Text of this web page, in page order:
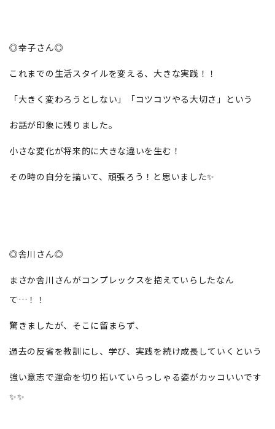
◎幸子さん◎
これまでの生活スタイルを変える、大きな実践！！
「大きく変わろうとしない」「コツコツやる大切さ」という
お話が印象に残りました。
小さな変化が将来的に大きな違いを生む！
その時の自分を描いて、頑張ろう！と思いました✨
◎舎川さん◎
まさか舎川さんがコンプレックスを抱えていらしたなん
て…！！
驚きましたが、そこに留まらず、
過去の反省を教訓にし、学び、実践を続け成長していくという
強い意志で運命を切り拓いていらっしゃる姿がカッコいいです
✨✨